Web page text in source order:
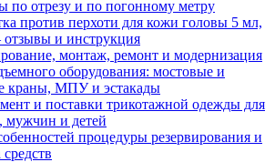
по отрезу и по погонному метру
против перхоти для кожи головы 5 мл,
и инструкция
монтаж, ремонт и модернизация
оборудования: мостовые и
краны, МПУ и эстакады
и поставки трикотажной одежды для
и детей
процедуры резервирования и
средств